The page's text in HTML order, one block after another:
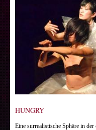
HUNGRY
Eine surrealistische Sphäre in